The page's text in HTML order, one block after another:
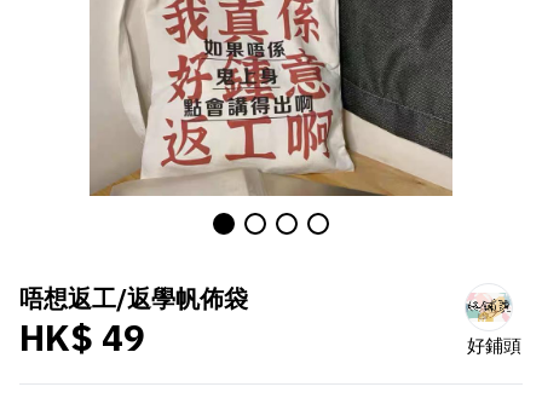
唔想返工/返學帆佈袋
HK$ 49 好鋪頭